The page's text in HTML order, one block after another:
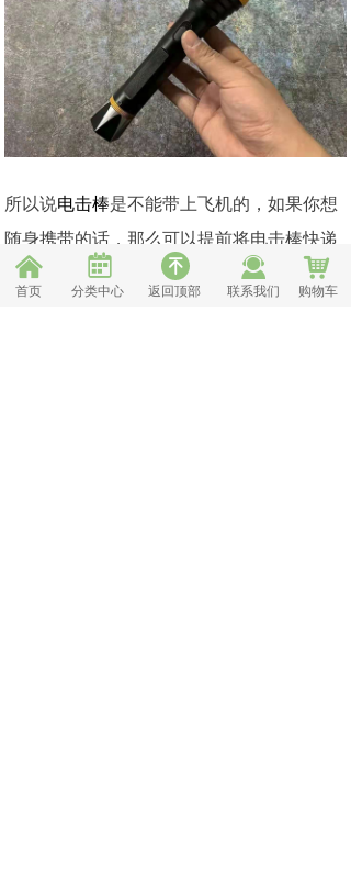
所以说电击棒是不能带上飞机的，如果你想
随身携带的话，那么可以提前将电击棒快递
到你要去的那个城市。
낀 녠
녀 끤
首页 分类中心 返回顶部 联系我们
낙
购物车